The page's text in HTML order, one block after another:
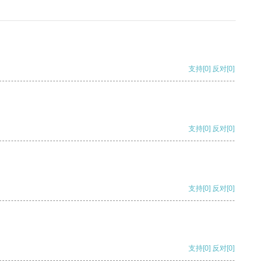
支持[0] 反对[0]
支持[0] 反对[0]
支持[0] 反对[0]
支持[0] 反对[0]